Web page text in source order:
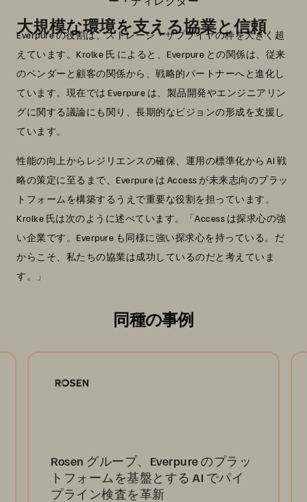
大規模な環境を支える協業と信頼
Everpure の役割は、ストレージ・サプライヤの枠を大きく超
えています。Krolke 氏 によると、Everpure との関係は、従来
のベンダーと顧客の関係から、戦略的パートナーへと進化し
ています。現在では Everpure は、製品開発やエンジニアリン
グに関する議論にも関り、長期的なビジョンの形成を支援し
ています。
性能の向上からレジリエンスの確保、運用の標準化から AI 戦
略の策定に至るまで、Everpure は Access が未来志向のプラッ
トフォームを構築するうえで重要な役割を担っています。
Krolke 氏は次のように述べています。「Access は探求心の強
い企業です。Everpure も同様に強い探求心を持っている。だ
からこそ、私たちの協業は成功しているのだと考えていま
す。」
同種の事例
Rosen グループ、Everpure のプラッ
トフォームを基盤とする AI でパイ
プライン検査を革新